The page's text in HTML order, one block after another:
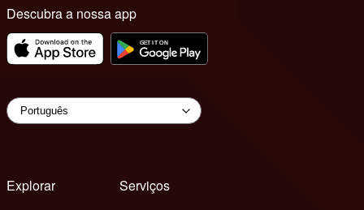
Descubra a nossa app
Explorar
Serviços